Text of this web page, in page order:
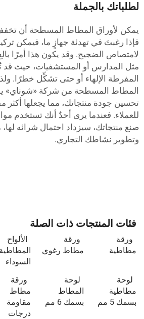
لطلباتك بالجملة
يمكن لأوراق المطاط المسطحة أن
فإذا رغبتَ في تهدئة جهازٍ ما، فيمكن
لامتصاص الضجيج. وقد يكون هذا أمرًا
مثل المدارس أو المستشفيات، حيث
المفرطة الإلهاء أو حتى تشكِّل خطرًا.
المطاط المسطحة من شركة «شوناي»
تحسين جودة منتجاتك، مما يجعلها أكثر
للعملاء. فعندما يرى أحدٌ أنك تستخدم
صنع منتجاتك، سيزداد احتمال شرائه
وتطوير نشاطك التجاري.
فئات المنتجات ذات الصلة
ورقة
مطاطية
ورقة
مطاط رغوي
الألواح
المطاطية
السوداء
لوحة
مطاطية
بسمك 5 مم
لوحة
المطاط
بسمك 6 مم
ورقة
مطاط
مقاومة
درجات